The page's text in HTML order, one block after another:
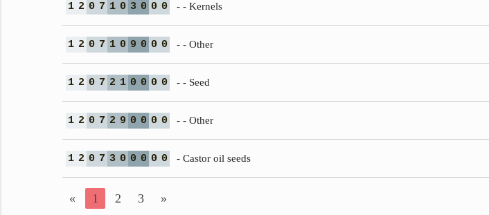
1 2 0 7 1 0 3 0 0 0 - - Kernels
1 2 0 7 1 0 9 0 0 0 - - Other
1 2 0 7 2 1 0 0 0 0 - - Seed
1 2 0 7 2 9 0 0 0 0 - - Other
1 2 0 7 3 0 0 0 0 0 - Castor oil seeds
« 1 2 3 »